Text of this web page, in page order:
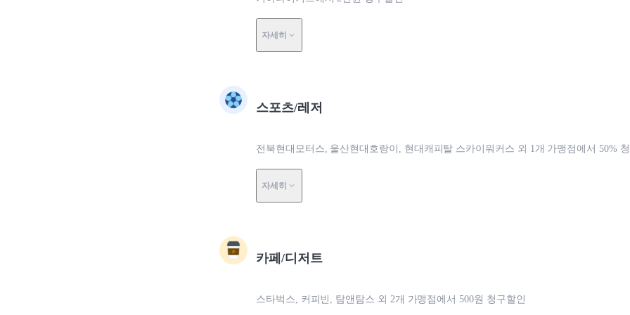
자세히
스포츠/레저
전북현대모터스, 울산현대호랑이, 현대캐피탈 스카이워커스 외 1개 가맹점에서 50%
자세히
카페/디저트
스타벅스, 커피빈, 탐앤탐스 외 2개 가맹점에서 500원 청구할인